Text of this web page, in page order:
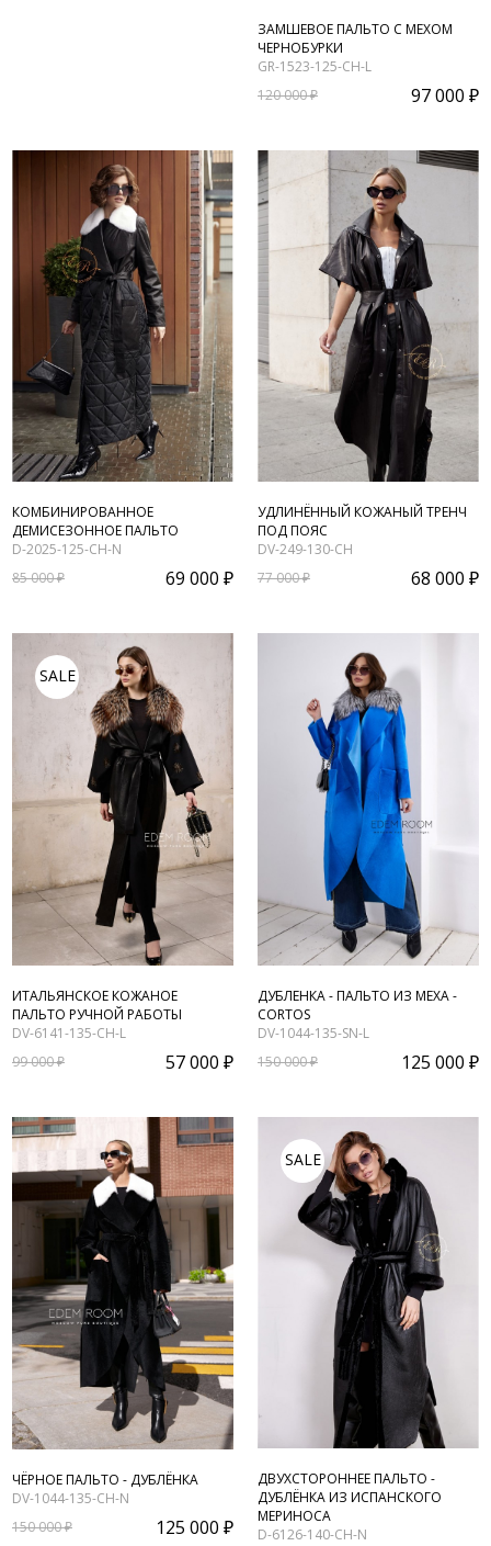
ЗАМШЕВОЕ ПАЛЬТО С МЕХОМ
ЧЕРНОБУРКИ
GR-1523-125-CH-L
120 000 ₽
97 000 ₽
КОМБИНИРОВАННОЕ
ДЕМИСЕЗОННОЕ ПАЛЬТО
D-2025-125-CH-N
85 000 ₽
69 000 ₽
УДЛИНЁННЫЙ КОЖАНЫЙ ТРЕНЧ
ПОД ПОЯС
DV-249-130-CH
77 000 ₽
68 000 ₽
SALE
ИТАЛЬЯНСКОЕ КОЖАНОЕ
ПАЛЬТО РУЧНОЙ РАБОТЫ
DV-6141-135-CH-L
99 000 ₽
57 000 ₽
ДУБЛЕНКА - ПАЛЬТО ИЗ МЕХА -
CORTOS
DV-1044-135-SN-L
150 000 ₽
125 000 ₽
ЧЁРНОЕ ПАЛЬТО - ДУБЛЁНКА
DV-1044-135-CH-N
150 000 ₽
125 000 ₽
SALE
ДВУХСТОРОННЕЕ ПАЛЬТО -
ДУБЛЁНКА ИЗ ИСПАНСКОГО
МЕРИНОСА
D-6126-140-CH-N